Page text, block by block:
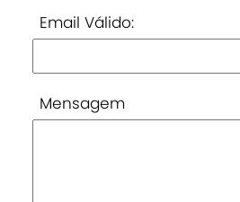
Email Válido:
Mensagem